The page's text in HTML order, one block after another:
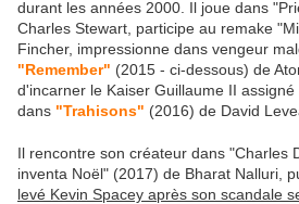
durant les années 2000. Il joue dans
Charles Stewart, participe au remake
Fincher, impressionne dans vengeur
"Remember" (2015 - ci-dessous) de
d'incarner le Kaiser Guillaume II
dans "Trahisons" (2016) de David
Il rencontre son créateur dans "Charles
inventa Noël" (2017) de Bharat Nalluri,
levé Kevin Spacey après son scandale